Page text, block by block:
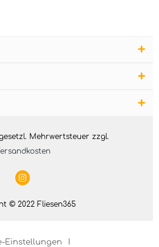
Mehrwertsteuer zzgl.
© 2022 Fliesen365
Einstellungen